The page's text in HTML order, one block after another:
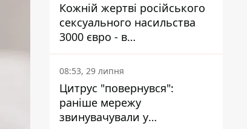
Кожній жертві російського
сексуального насильства
3000 євро - в
Мінсоцполітики пояснили
Інформатору, звідки на це
гроші
08:53, 29 липня
Цитрус "повернувся":
раніше мережу
звинувачували у